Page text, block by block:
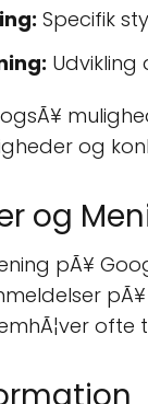
Specifik
og
og
pÃ¥
ofte